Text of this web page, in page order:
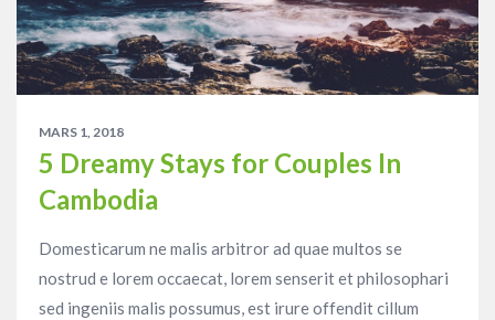
MARS 1, 2018
5 Dreamy Stays for Couples In
Cambodia
Domesticarum ne malis arbitror ad quae multos se
nostrud e lorem occaecat, lorem senserit et philosophari
sed ingeniis malis possumus, est irure offendit cillum